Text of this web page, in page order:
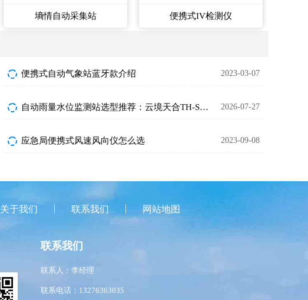
墒情自动采集站 便携式IV检测仪
便携式自动气象站蓝牙款介绍 2023-03-07
自动雨量水位监测站选型推荐：云境天合TH-SW3与天蔚TW-SW1对比详解 2026-07-27
应急局便携式风速风向仪怎么选 2023-09-08
关于我们 联系我们 网站地图
联系我们
联系人：李经理
联系电话：13276363035